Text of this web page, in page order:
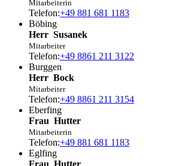
Mitarbeiterin
Telefon:+49 881 681 1183
Böbing
Herr Susanek
Mitarbeiter
Telefon:+49 8861 211 3122
Burggen
Herr Bock
Mitarbeiter
Telefon:+49 8861 211 3154
Eberfing
Frau Hutter
Mitarbeiterin
Telefon:+49 881 681 1183
Eglfing
Frau Hutter